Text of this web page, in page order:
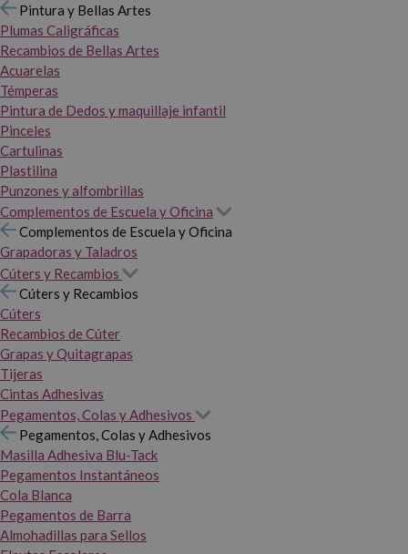
Pintura y Bellas Artes
Plumas Caligráficas
Recambios de Bellas Artes
Acuarelas
Témperas
Pintura de Dedos y maquillaje infantil
Pinceles
Cartulinas
Plastilina
Punzones y alfombrillas
Complementos de Escuela y Oficina
Complementos de Escuela y Oficina
Grapadoras y Taladros
Cúters y Recambios
Cúters y Recambios
Cúters
Recambios de Cúter
Grapas y Quitagrapas
Tijeras
Cintas Adhesivas
Pegamentos, Colas y Adhesivos
Pegamentos, Colas y Adhesivos
Masilla Adhesiva Blu-Tack
Pegamentos Instantáneos
Cola Blanca
Pegamentos de Barra
Almohadillas para Sellos